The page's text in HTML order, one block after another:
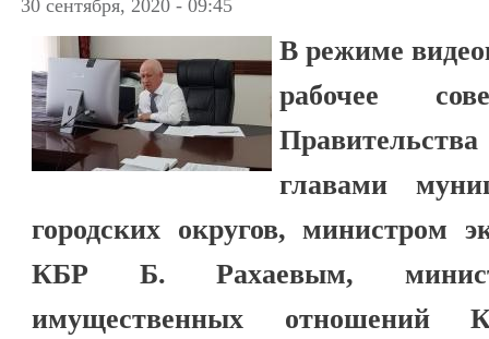
30 сентября, 2020 - 09:45
В режиме
рабочее
главами
городских округов, министром
КБР Б. Рахаевым,
имущественных